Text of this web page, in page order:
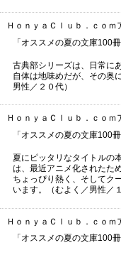
ＨｏｎｙａＣｌｕｂ．ｃｏｍ
「オススメの夏の文庫100
古典部シリーズは、日常に
自体は地味めだが、その奥
男性／２０代）
ＨｏｎｙａＣｌｕｂ．ｃｏｍ
「オススメの夏の文庫100
夏にピッタリなタイトルの
は、最近アニメ化されたた
ちょっぴり熱く、そしてク
います。（むよく／男性／
ＨｏｎｙａＣｌｕｂ．ｃｏｍ
「オススメの夏の文庫100